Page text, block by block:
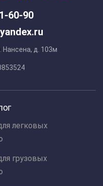
60-90
Нансена, д. 103м
легковых
грузовых